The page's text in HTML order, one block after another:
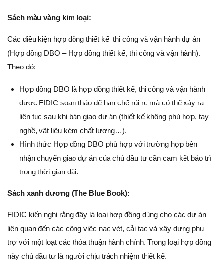
Sách màu vàng kim loại:
Các điều kiện hợp đồng thiết kế, thi công và vận hành dự án
(Hợp đồng DBO – Hợp đồng thiết kế, thi công và vận hành).
Theo đó:
Hợp đồng DBO là hợp đồng thiết kế, thi công và vận hành
được FIDIC soạn thảo để hạn chế rủi ro mà có thể xảy ra
liên tục sau khi bàn giao dự án (thiết kế không phù hợp, tay
nghề, vật liệu kém chất lượng…).
Hình thức Hợp đồng DBO phù hợp với trường hợp bên
nhận chuyển giao dự án của chủ đầu tư cần cam kết bảo trì
trong thời gian dài.
Sách xanh dương (The Blue Book):
FIDIC kiến nghị rằng đây là loại hợp đồng dùng cho các dự án
liên quan đến các công việc nạo vét, cải tạo và xây dựng phụ
trợ với một loạt các thỏa thuận hành chính. Trong loại hợp đồng
này chủ đầu tư là người chịu trách nhiệm thiết kế.